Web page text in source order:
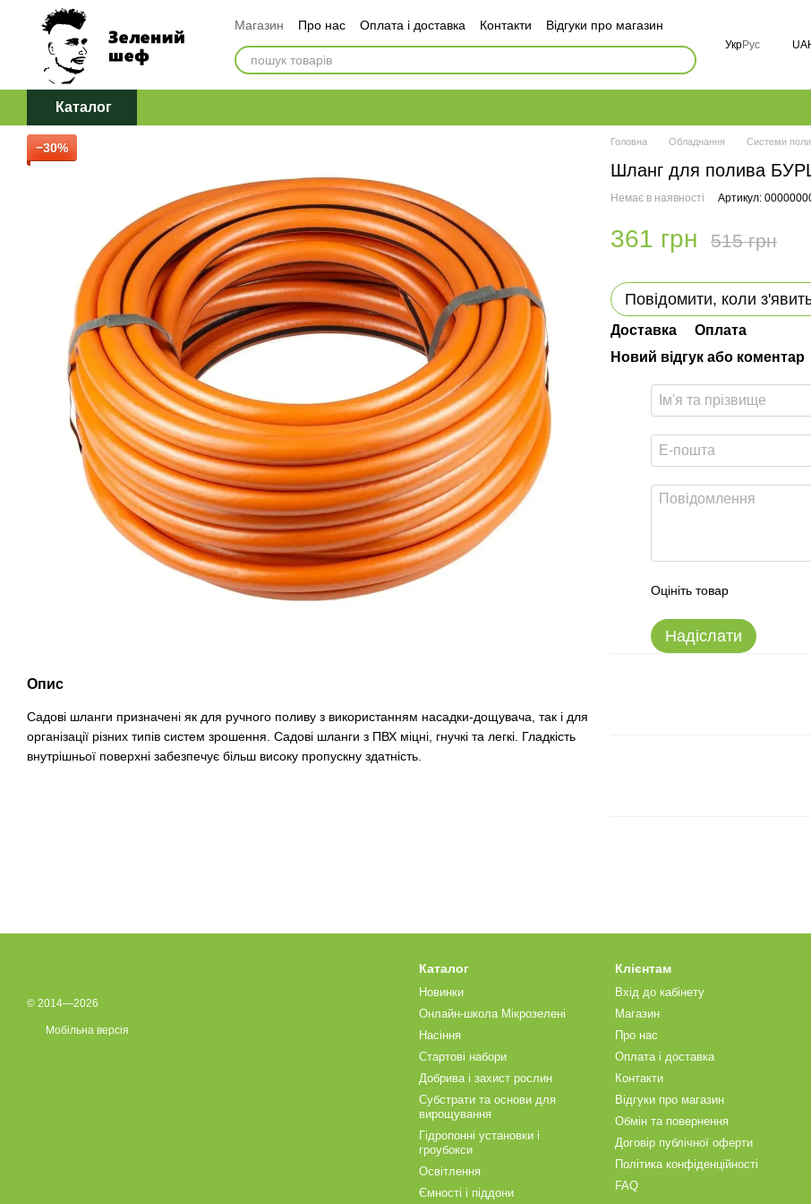
Перейти до основного контенту
Магазин Про нас Оплата і доставка Контакти
Відгуки про магазин
Обмін та повернення
Договір публічної оферти
Політика конфіденційності
УкрРус
Каталог
−30%
Опис
Садові шланги призначені як для ручного поливу з використанням насадки-дощувача, так і для
організації різних типів систем зрошення. Садові шланги з ПВХ міцні, гнучкі та легкі. Гладкість
внутрішньої поверхні забезпечує більш високу пропускну здатність.
Головна Обладнання Системи
Шланг для полива
Немає в наявності Артикул:
361 грн 515 грн
Повідомити, коли
Доставка
Оплата
Новий відгук або коментар
Оцініть товар
Надіслати
© 2014—2026
Мобільна версія
Каталог
Новинки
Онлайн-школа Мікрозелені
Насіння
Стартові набори
Добрива і захист рослин
Субстрати та основи для
вирощування
Гідропонні установки і
гроубокси
Освітлення
Ємності і піддони
Клієнтам
Вхід до кабінету
Магазин
Про нас
Оплата і доставка
Контакти
Відгуки про магазин
Обмін та повернення
Договір публічної оферти
Політика конфіденційності
FAQ